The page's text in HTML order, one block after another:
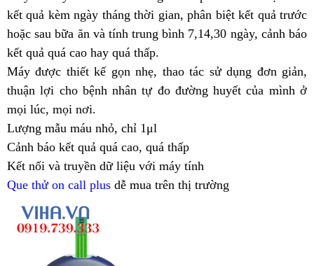
kết quả kèm ngày tháng thời gian, phân biệt kết quả trước
hoặc sau bữa ăn và tính trung bình 7,14,30 ngày, cảnh báo
kết quả quá cao hay quá thấp.
Máy được thiết kế gọn nhẹ, thao tác sử dụng đơn giản,
thuận lợi cho bệnh nhân tự đo đường huyết của mình ở
mọi lúc, mọi nơi.
Lượng mẫu máu nhỏ, chỉ 1μl
Cảnh báo kết quả quá cao, quá thấp
Kết nối và truyền dữ liệu với máy tính
Que thử on call plus dễ mua trên thị trường